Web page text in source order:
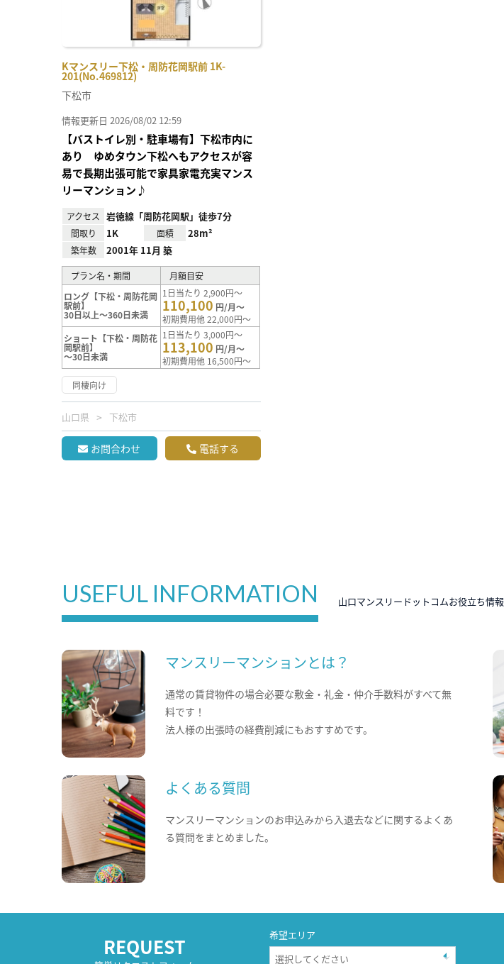
Kマンスリー下松・周防花岡駅前 1K-
201(No.469812)
下松市
情報更新日 2026/08/02 12:59
【バストイレ別・駐車場有】下松市内に
あり ゆめタウン下松へもアクセスが容
易で長期出張可能で家具家電充実マンス
リーマンション♪
アクセス 岩徳線「周防花岡駅」徒歩7分
間取り 1K 面積 28m²
築年数 2001年 11月 築
プラン名・期間
月額目安
ロング【下松・周防花岡
駅前】
30日以上～360日未満
1日当たり 2,900円～
110,100 円/月～
初期費用他 22,000円～
ショート【下松・周防花
岡駅前】
～30日未満
1日当たり 3,000円～
113,100 円/月～
初期費用他 16,500円～
同棲向け
山口県 下松市
お問合わせ 電話する
USEFUL INFORMATION 山口マンスリードットコムお役立ち情報
マンスリーマンションとは？
通常の賃貸物件の場合必要な敷金・礼金・仲介手数料がすべて無
料です！
法人様の出張時の経費削減にもおすすめです。
よくある質問
マンスリーマンションのお申込みから入退去などに関するよくあ
る質問をまとめました。
REQUEST 希望エリア